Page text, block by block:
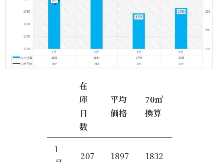
在
庫
日
数
平均
価格
70㎡
換算
1
207 1897 1832